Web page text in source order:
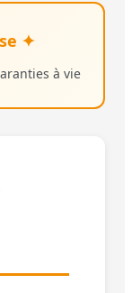
✦
à vie